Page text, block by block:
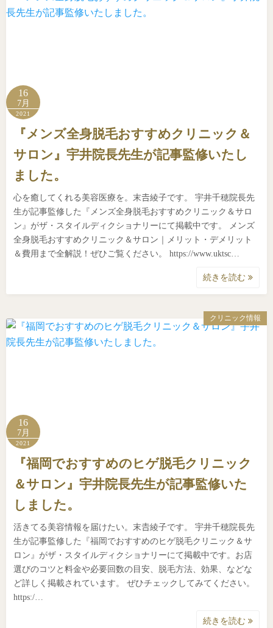
16
7月
2021
『メンズ全身脱毛おすすめクリニック＆
サロン』宇井院長先生が記事監修いたし
ました。
心を癒してくれる美容医療を。末𠮷綾子です。 宇井千穂院長先
生が記事監修した『メンズ全身脱毛おすすめクリニック＆サロ
ン』がザ・スタイルディクショナリーにて掲載中です。 メンズ
全身脱毛おすすめクリニック＆サロン｜メリット・デメリット
＆費用まで全解説！ぜひご覧ください。 https://www.uktsc…
続きを読む
クリニック情報
16
7月
2021
『福岡でおすすめのヒゲ脱毛クリニック
＆サロン』宇井院長先生が記事監修いた
しました。
活きてる美容情報を届けたい。末𠮷綾子です。 宇井千穂院長先
生が記事監修した『福岡でおすすめのヒゲ脱毛クリニック＆サ
ロン』がザ・スタイルディクショナリーにて掲載中です。お店
選びのコツと料金や必要回数の目安、脱毛方法、効果、などな
ど詳しく掲載されています。 ぜひチェックしてみてください。
https:/…
続きを読む